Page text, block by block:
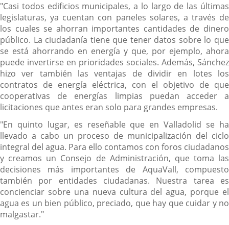
"Casi todos edificios municipales, a lo largo de las últimas
legislaturas, ya cuentan con paneles solares, a través de
los cuales se ahorran importantes cantidades de dinero
público. La ciudadanía tiene que tener datos sobre lo que
se está ahorrando en energía y que, por ejemplo, ahora
puede invertirse en prioridades sociales. Además, Sánchez
hizo ver también las ventajas de dividir en lotes los
contratos de energía eléctrica, con el objetivo de que
cooperativas de energías limpias puedan acceder a
licitaciones que antes eran solo para grandes empresas.
"En quinto lugar, es reseñable que en Valladolid se ha
llevado a cabo un proceso de municipalización del ciclo
integral del agua. Para ello contamos con foros ciudadanos
y creamos un Consejo de Administración, que toma las
decisiones más importantes de AquaVall, compuesto
también por entidades ciudadanas. Nuestra tarea es
concienciar sobre una nueva cultura del agua, porque el
agua es un bien público, preciado, que hay que cuidar y no
malgastar."